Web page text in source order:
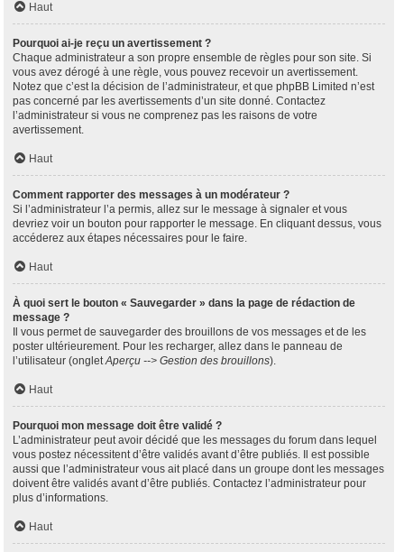
Haut
Pourquoi ai-je reçu un avertissement ?
Chaque administrateur a son propre ensemble de règles pour son site. Si
vous avez dérogé à une règle, vous pouvez recevoir un avertissement.
Notez que c’est la décision de l’administrateur, et que phpBB Limited n’est
pas concerné par les avertissements d’un site donné. Contactez
l’administrateur si vous ne comprenez pas les raisons de votre
avertissement.
Haut
Comment rapporter des messages à un modérateur ?
Si l’administrateur l’a permis, allez sur le message à signaler et vous
devriez voir un bouton pour rapporter le message. En cliquant dessus, vous
accéderez aux étapes nécessaires pour le faire.
Haut
À quoi sert le bouton « Sauvegarder » dans la page de rédaction de
message ?
Il vous permet de sauvegarder des brouillons de vos messages et de les
poster ultérieurement. Pour les recharger, allez dans le panneau de
l’utilisateur (ongletAperçu --> Gestion des brouillons).
Haut
Pourquoi mon message doit être validé ?
L’administrateur peut avoir décidé que les messages du forum dans lequel
vous postez nécessitent d’être validés avant d’être publiés. Il est possible
aussi que l’administrateur vous ait placé dans un groupe dont les messages
doivent être validés avant d’être publiés. Contactez l’administrateur pour
plus d’informations.
Haut